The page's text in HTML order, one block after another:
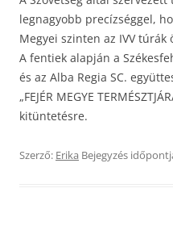
legnagyobb precízséggel,
Megyei szinten az IVV túrák
A fentiek alapján a
és az Alba Regia SC.
„FEJÉR MEGYE
kitüntetésre.
Szerző: Erika Bejegyzés